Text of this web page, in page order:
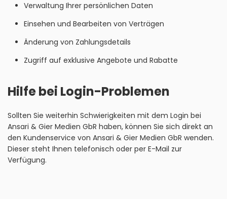
Verwaltung Ihrer persönlichen Daten
Einsehen und Bearbeiten von Verträgen
Änderung von Zahlungsdetails
Zugriff auf exklusive Angebote und Rabatte
Hilfe bei Login-Problemen
Sollten Sie weiterhin Schwierigkeiten mit dem Login bei
Ansari & Gier Medien GbR haben, können Sie sich direkt an
den Kundenservice von Ansari & Gier Medien GbR wenden.
Dieser steht Ihnen telefonisch oder per E-Mail zur
Verfügung.